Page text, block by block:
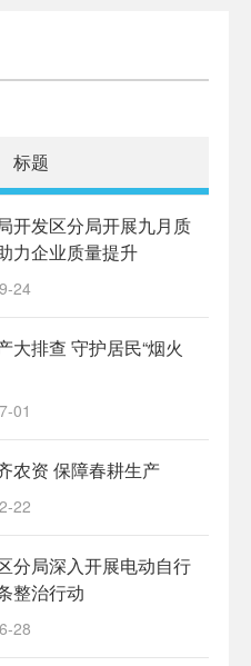
标题
开发区分局开展九月质
力企业质量提升
24
大排查 守护居民“烟火
01
农资 保障春耕生产
22
分局深入开展电动自行
整治行动
28